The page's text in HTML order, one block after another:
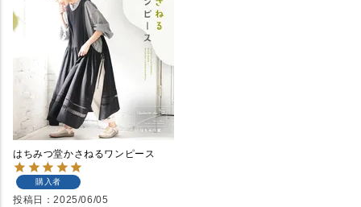
はちみつ堂かさねるワンピース
購入者
投稿日 2025/06/05